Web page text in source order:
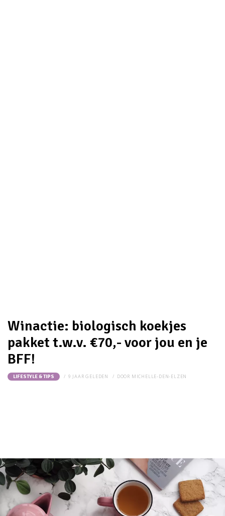
Winactie: biologisch koekjes
pakket t.w.v. €70,- voor jou en je
BFF!
LIFESTYLE & TIPS 9 JAAR GELEDEN DOOR MICHELLE-DEN-ELZEN